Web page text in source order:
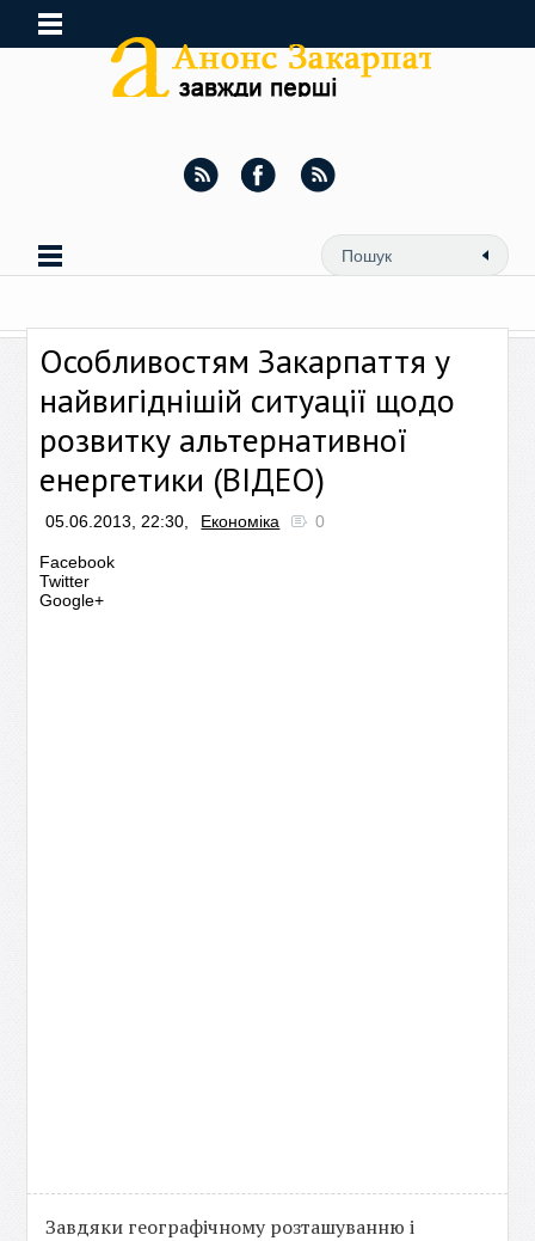
Особливостям Закарпаття у
найвигіднішій ситуації щодо
розвитку альтернативної
енергетики (ВІДЕО)
05.06.2013, 22:30, Економіка 0
Facebook
Twitter
Google+
Завдяки географічному розташуванню і